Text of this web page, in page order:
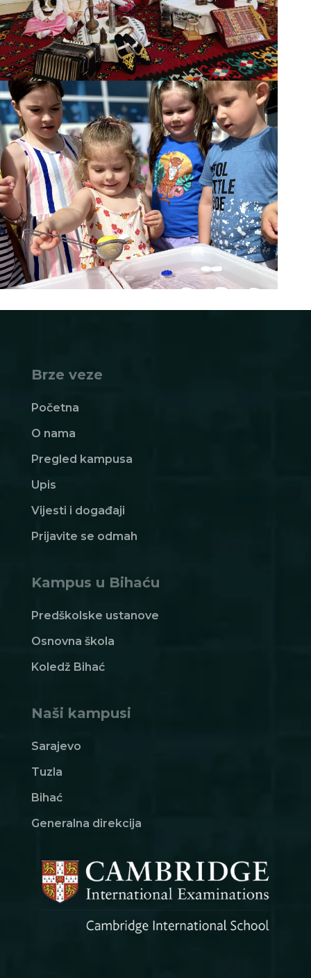
Brze veze
Početna
O nama
Pregled kampusa
Upis
Vijesti i događaji
Prijavite se odmah
Kampus u Bihaću
Predškolske ustanove
Osnovna škola
Koledž Bihać
Naši kampusi
Sarajevo
Tuzla
Bihać
Generalna direkcija